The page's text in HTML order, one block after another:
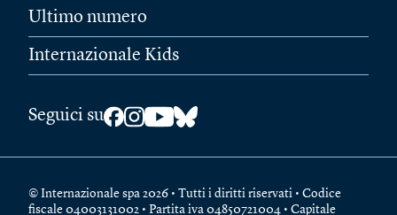
Ultimo numero
Internazionale Kids
Seguici su
© Internazionale spa 2026 • Tutti i diritti riservati • Codice
fiscale 04003131002 • Partita iva 04850721004 • Capitale